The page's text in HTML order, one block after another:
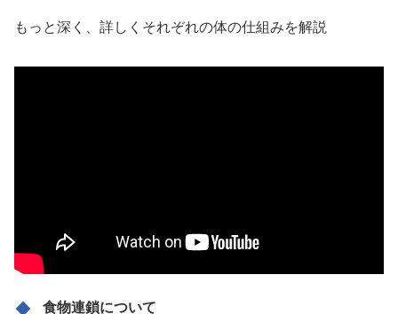
もっと深く、詳しくそれぞれの体の仕組みを解説
食物連鎖について